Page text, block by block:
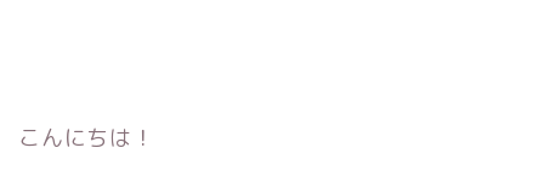
こんにちは！